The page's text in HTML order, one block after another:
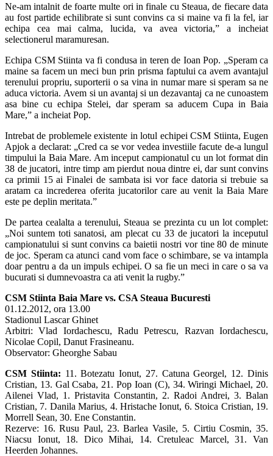
Ne-am intalnit de foarte multe ori in finale cu Steaua, de fiecare data
au fost partide echilibrate si sunt convins ca si maine va fi la fel, iar
echipa cea mai calma, lucida, va avea victoria,” a incheiat
selectionerul maramuresan.
Echipa CSM Stiinta va fi condusa in teren de Ioan Pop. „Speram ca
maine sa facem un meci bun prin prisma faptului ca avem avantajul
terenului propriu, suporterii o sa vina in numar mare si speram sa ne
aduca victoria. Avem si un avantaj si un dezavantaj ca ne cunoastem
asa bine cu echipa Stelei, dar speram sa aducem Cupa in Baia
Mare,” a incheiat Pop.
Intrebat de problemele existente in lotul echipei CSM Stiinta, Eugen
Apjok a declarat: „Cred ca se vor vedea investiile facute de-a lungul
timpului la Baia Mare. Am inceput campionatul cu un lot format din
38 de jucatori, intre timp am pierdut noua dintre ei, dar sunt convins
ca primii 15 ai Finalei de sambata isi vor face datoria si trebuie sa
aratam ca increderea oferita jucatorilor care au venit la Baia Mare
este pe deplin meritata.”
De partea cealalta a terenului, Steaua se prezinta cu un lot complet:
„Noi suntem toti sanatosi, am plecat cu 33 de jucatori la inceputul
campionatului si sunt convins ca baietii nostri vor tine 80 de minute
de joc. Speram ca atunci cand vom face o schimbare, se va intampla
doar pentru a da un impuls echipei. O sa fie un meci in care o sa va
bucurati si dumnevoastra ca ati venit la rugby.”
CSM Stiinta Baia Mare vs. CSA Steaua Bucuresti
01.12.2012, ora 13.00
Stadionul Lascar Ghinet
Arbitri: Vlad Iordachescu, Radu Petrescu, Razvan Iordachescu,
Nicolae Copil, Danut Frasineanu.
Observator: Gheorghe Sabau
CSM Stiinta: 11. Botezatu Ionut, 27. Catuna Georgel, 12. Dinis
Cristian, 13. Gal Csaba, 21. Pop Ioan (C), 34. Wiringi Michael, 20.
Ailenei Vlad, 1. Pristavita Constantin, 2. Radoi Andrei, 3. Balan
Cristian, 7. Danila Marius, 4. Hristache Ionut, 6. Stoica Cristian, 19.
Morrell Sean, 30. Ene Constantin.
Rezerve: 16. Rusu Paul, 23. Barlea Vasile, 5. Cirtiu Cosmin, 35.
Niacsu Ionut, 18. Dico Mihai, 14. Cretuleac Marcel, 31. Van
Heerden Johannes.